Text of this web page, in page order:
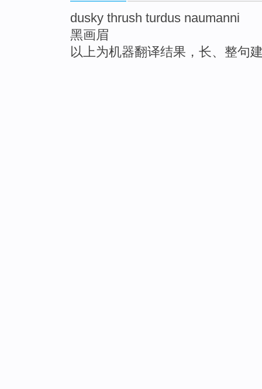
dusky thrush turdus naumanni
黑画眉
以上为机器翻译结果，长、整句